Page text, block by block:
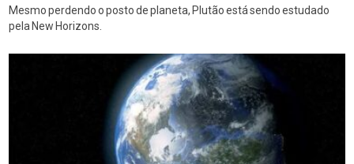
Mesmo perdendo o posto de planeta, Plutão está sendo estudado
pela New Horizons.